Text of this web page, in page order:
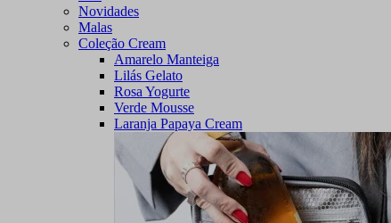
Novidades
Malas
Coleção Cream
Amarelo Manteiga
Lilás Gelato
Rosa Yogurte
Verde Mousse
Laranja Papaya Cream